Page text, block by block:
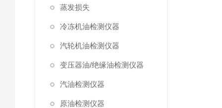
蒸发损失
冷冻机油检测仪器
汽轮机油检测仪器
变压器油/绝缘油检测仪器
汽油检测仪器
原油检测仪器